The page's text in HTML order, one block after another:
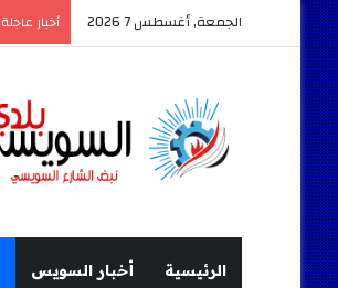
الجمعة, أغسطس 7 2026 أخبار عاجلة
الرئيسية أخبار السويس